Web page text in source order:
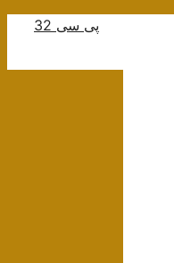
پی سی 32